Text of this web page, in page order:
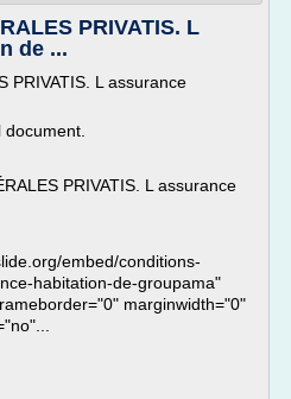
PRIVATIS. L
de ...
PRIVATIS. L assurance
PRIVATIS. L assurance
embed/conditions-
habitation-de-groupama"
marginwidth="0"